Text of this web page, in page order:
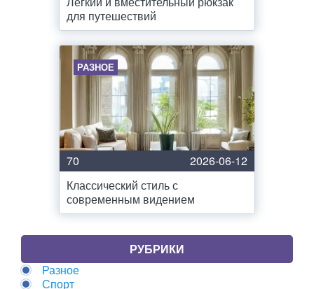
для путешествий
РАЗНОЕ
70
2026-06-12
Классический стиль с
современным видением
РУБРИКИ
Разное
Спорт